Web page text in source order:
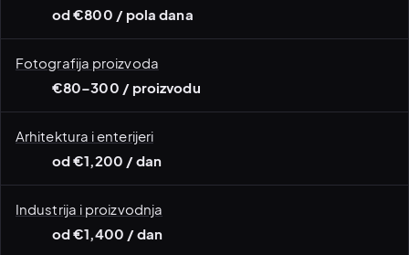
od €800 / pola dana
Fotografija proizvoda
€80–300 / proizvodu
Arhitektura i enterijeri
od €1,200 / dan
Industrija i proizvodnja
od €1,400 / dan